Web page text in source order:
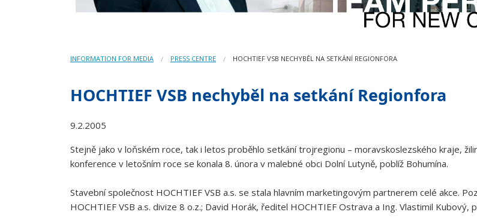
INFORMATION FOR MEDIA PRESS CENTRE HOCHTIEF VSB NECHYBĚL NA SETKÁNÍ REGIONFORA
HOCHTIEF VSB nechyběl na setkání Regionfora
9.2.2005
Stejně jako v loňském roce, tak i letos proběhlo setkání trojregionu – moravskoslezského kraje,
konference v letošním roce se konala 8. února v malebné obci Dolní Lutyně, poblíž Bohumína.
Stavební společnost HOCHTIEF VSB a.s. se stala hlavním marketingovým partnerem celé akce.
HOCHTIEF VSB a.s. divize 8 o.z.; David Horák, ředitel HOCHTIEF Ostrava a Ing. Vlastimil